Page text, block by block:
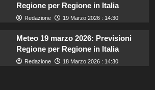
Regione per Regione in Italia
Redazione 19 Marzo 2026 : 14:30
Meteo 19 marzo 2026: Previsioni
Regione per Regione in Italia
Redazione 18 Marzo 2026 : 14:30